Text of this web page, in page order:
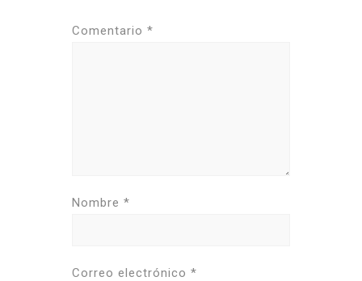
Comentario *
Nombre *
Correo electrónico *